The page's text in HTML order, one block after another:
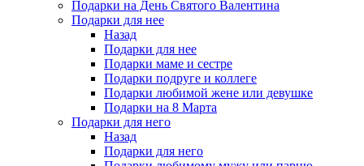
Подарки на День Святого Валентина
Подарки для нее
Назад
Подарки для нее
Подарки маме и сестре
Подарки подруге и коллеге
Подарки любимой жене или девушке
Подарки на 8 Марта
Подарки для него
Назад
Подарки для него